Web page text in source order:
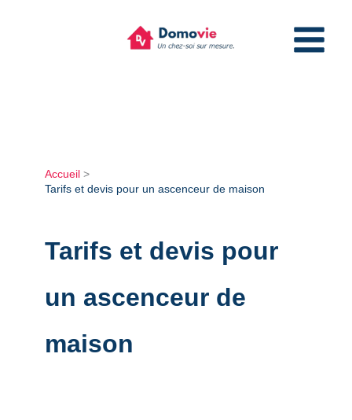
Accueil
Tarifs et devis pour un ascenceur de maison
Tarifs et devis pour
un ascenceur de
maison